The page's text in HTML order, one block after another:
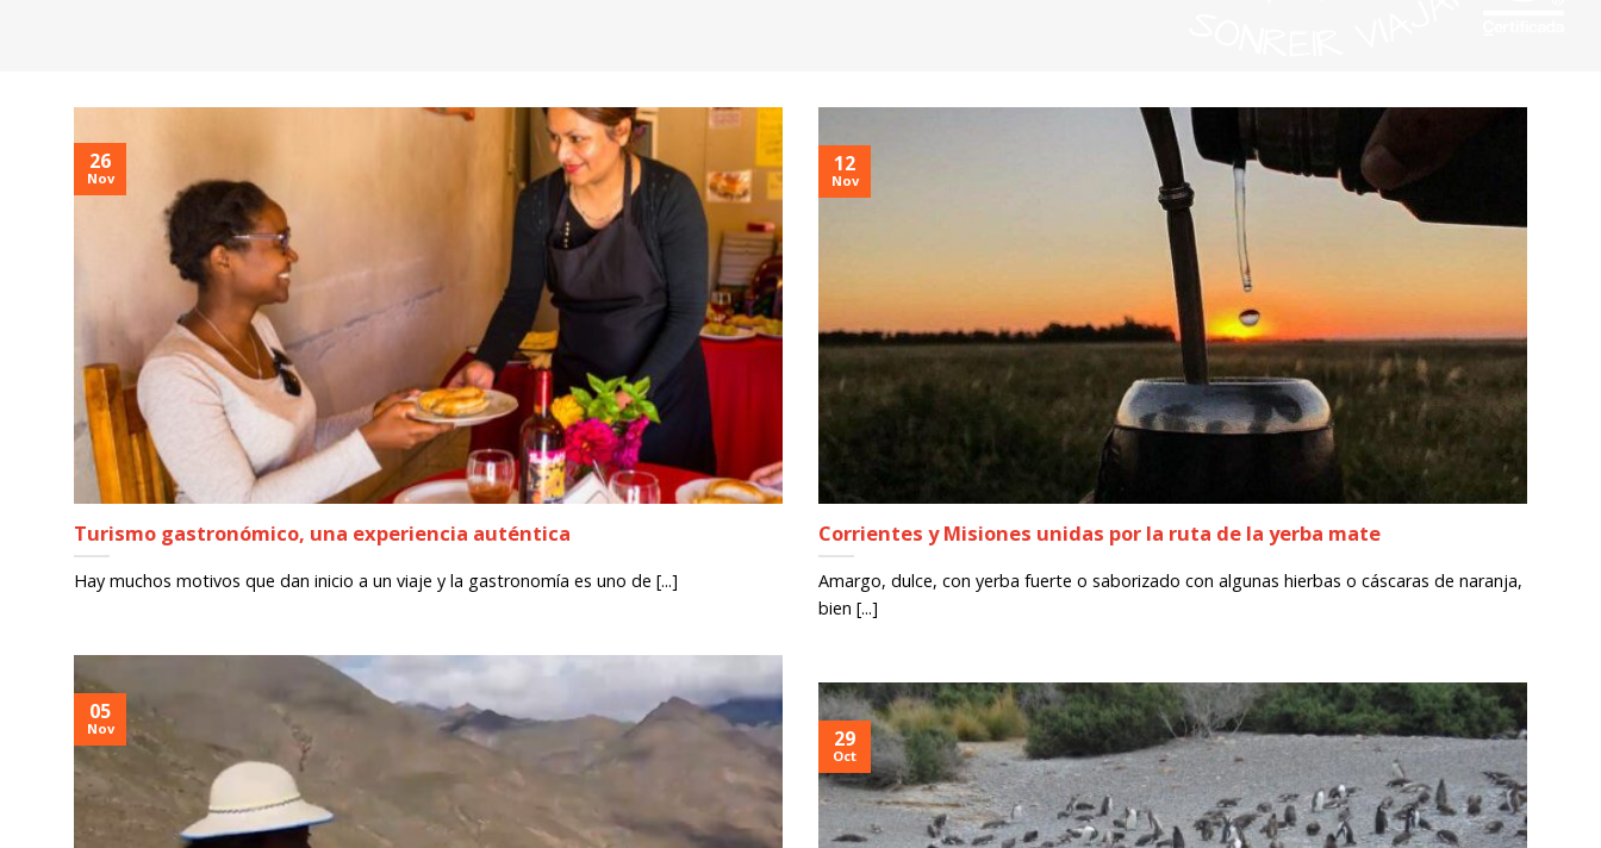
Turismo gastronómico, una experiencia auténtica
Hay muchos motivos que dan inicio a un viaje y la gastronomía es uno de [...]
26
Nov
Corrientes y Misiones unidas por la ruta de la yerba mate
Amargo, dulce, con yerba fuerte o saborizado con algunas hierbas o cáscaras de naranja,
bien [...]
12
Nov
05
Nov 29
Oct